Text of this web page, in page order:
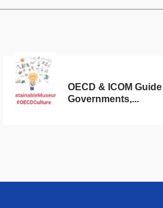
OECD & ICOM
Governments,...